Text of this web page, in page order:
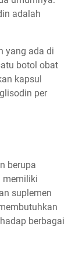
adalah
yang ada di
botol obat
kapsul
per
berupa
memiliki
suplemen
berbagai